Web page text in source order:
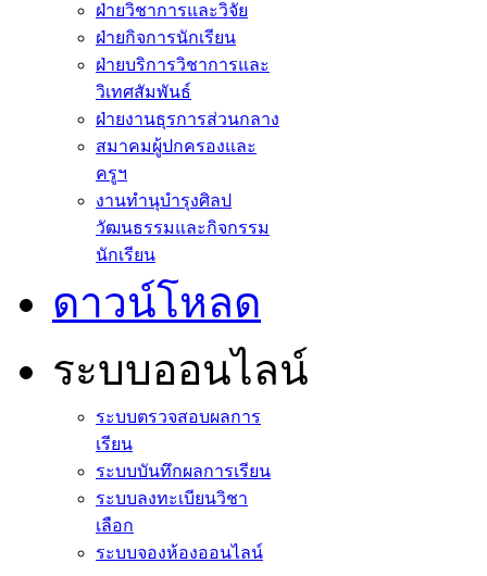
ฝ่ายวิชาการและวิจัย
ฝ่ายกิจการนักเรียน
ฝ่ายบริการวิชาการและ
วิเทศสัมพันธ์
ฝ่ายงานธุรการส่วนกลาง
สมาคมผู้ปกครองและ
ครูฯ
งานทำนุบำรุงศิลป
วัฒนธรรมและกิจกรรม
นักเรียน
ดาวน์โหลด
ระบบออนไลน์
ระบบตรวจสอบผลการ
เรียน
ระบบบันทึกผลการเรียน
ระบบลงทะเบียนวิชา
เลือก
ระบบจองห้องออนไลน์